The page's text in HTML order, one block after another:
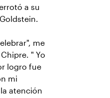
a su
me
" Yo
logro fue
mi
atención